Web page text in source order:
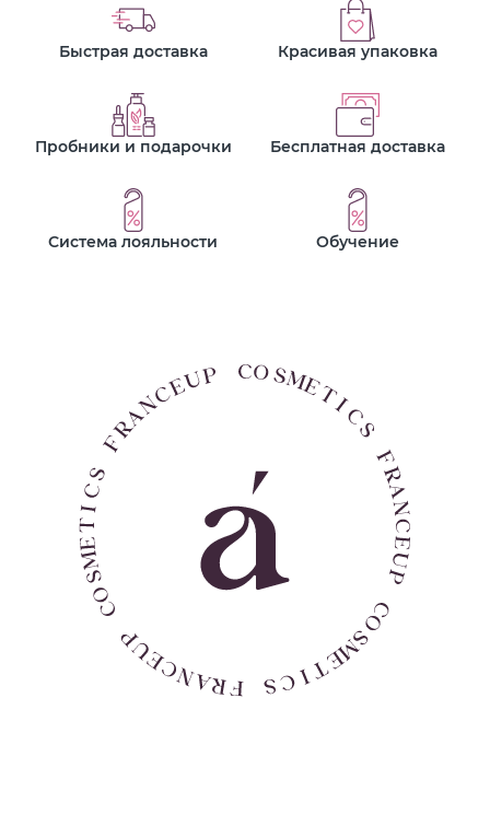
Быстрая доставка Красивая упаковка
Пробники и подарочки Бесплатная доставка
Система лояльности Обучение